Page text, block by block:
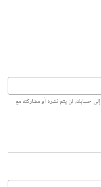
حسابك. لن يتم نشره أو مشاركته مع